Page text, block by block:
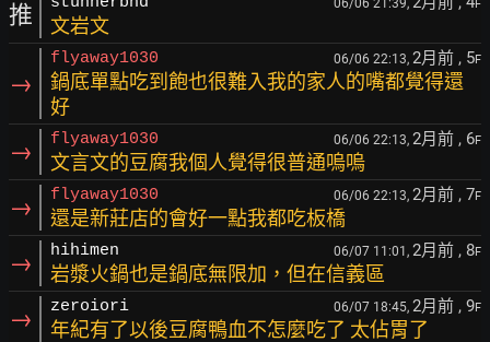
推 06/06 21:39, F
文岩文
→
flyaway1030 06/06 22:13, 2月前 , 5F
鍋底單點吃到飽也很難入我的家人的嘴都覺得還
好
→ flyaway1030 06/06 22:13, 2月前 , 6F
文言文的豆腐我個人覺得很普通嗚嗚
→ flyaway1030 06/06 22:13, 2月前 , 7F
還是新莊店的會好一點我都吃板橋
→ hihimen 06/07 11:01, 2月前 , 8F
岩漿火鍋也是鍋底無限加，但在信義區
→ zeroiori 06/07 18:45, 2月前 , 9F
年紀有了以後豆腐鴨血不怎麼吃了 太佔胃了